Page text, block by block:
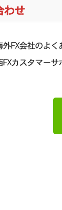
わせ
外FX会社のよ
FXカスタマー